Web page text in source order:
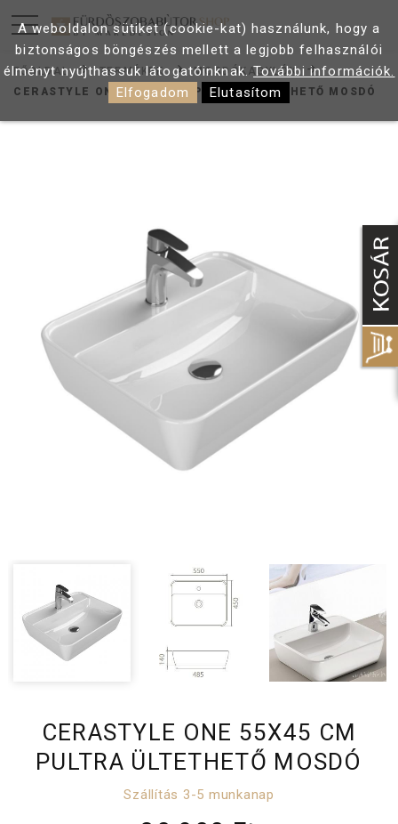
FŐOLDAL TERMÉKEK
MOSDÓKAGYLÓK
CERASTYLE ONE 55X45 CM PULTRA ÜLTETHETŐ MOSDÓ
CERASTYLE ONE 55X45 CM
PULTRA ÜLTETHETŐ MOSDÓ
Szállítás 3-5 munkanap
A weboldalon sütiket (cookie-kat) használunk, hogy a
biztonságos böngészés mellett a legjobb felhasználói
élményt nyújthassuk látogatóinknak.További információk.
Elfogadom
Elutasítom